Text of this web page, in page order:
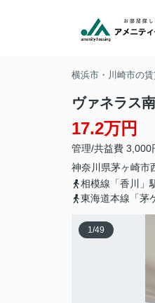
横浜市・川崎市の
ヴァネラス
17.2万円
管理/共益費 3,000
神奈川県茅ヶ崎市
相模線「香川」
東海道本線「茅
1/49